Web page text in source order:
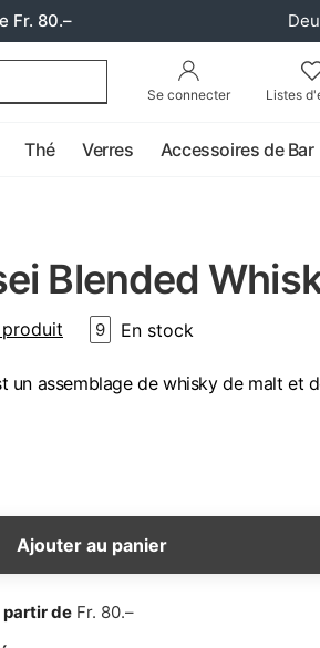
Fr. 80.–
Se connecter Listes
Thé Verres Accessoires de Bar
Blended
9 En stock
un assemblage de whisky de malt et
Ajouter au panier
partir de Fr. 80.–